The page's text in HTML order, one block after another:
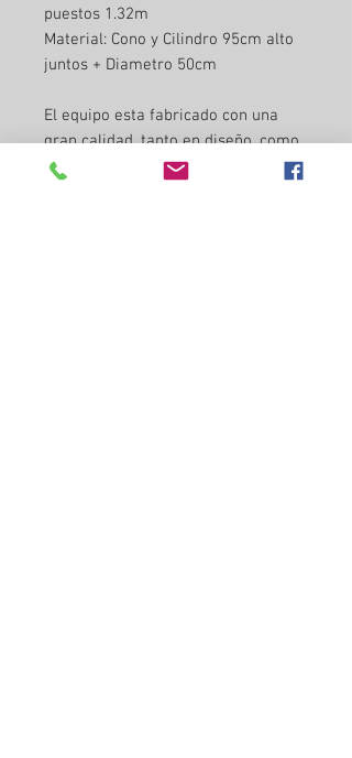
puestos 1.32m
Material: Cono y Cilindro 95cm alto
juntos + Diametro 50cm
El equipo esta fabricado con una
gran calidad, tanto en diseño, como
en acabados esteticos tanto